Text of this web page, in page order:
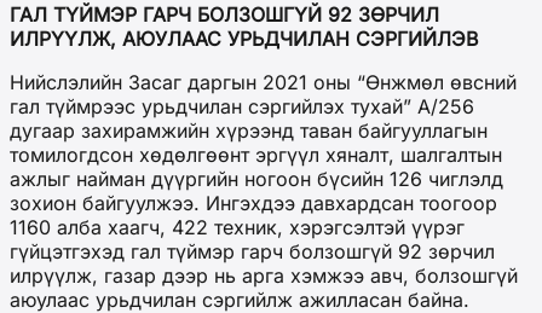
ГАЛ ТҮЙМЭР ГАРЧ БОЛЗОШГҮЙ 92 ЗӨРЧИЛ
ИЛРҮҮЛЖ, АЮУЛААС УРЬДЧИЛАН СЭРГИЙЛЭВ
Нийслэлийн Засаг даргын 2021 оны “Өнжмөл өвсний
гал түймрээс урьдчилан сэргийлэх тухай” А/256
дугаар захирамжийн хүрээнд таван байгууллагын
томилогдсон хөдөлгөөнт эргүүл хяналт, шалгалтын
ажлыг найман дүүргийн ногоон бүсийн 126 чиглэлд
зохион байгуулжээ. Ингэхдээ давхардсан тоогоор
1160 алба хаагч, 422 техник, хэрэгсэлтэй үүрэг
гүйцэтгэхэд гал түймэр гарч болзошгүй 92 зөрчил
илрүүлж, газар дээр нь арга хэмжээ авч, болзошгүй
аюулаас урьдчилан сэргийлж ажилласан байна.